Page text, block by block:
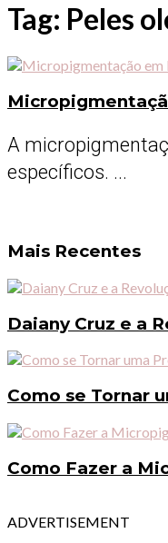
Tag: Peles
A
específicos. ...
Mais Recentes
Daiany Cruz e a
Como se Tornar
Como Fazer a
ADVERTISEMENT